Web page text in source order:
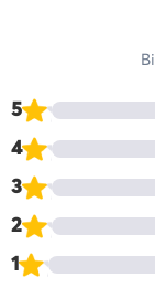
5
4
3
2
1